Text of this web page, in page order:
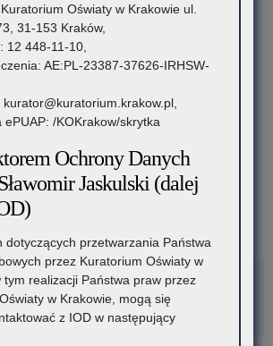
Oświaty w Krakowie ul.
31-153 Kraków,
12 448-11-10,
AE:PL-23387-37626-IRHSW-
ePUAP: /KOKrakow/skrytka
Ochrony Danych
Jaskulski (dalej
dotyczących przetwarzania Państwa
przez Kuratorium Oświaty w
tym realizacji Państwa praw przez
w Krakowie, mogą się
z IOD w następujący